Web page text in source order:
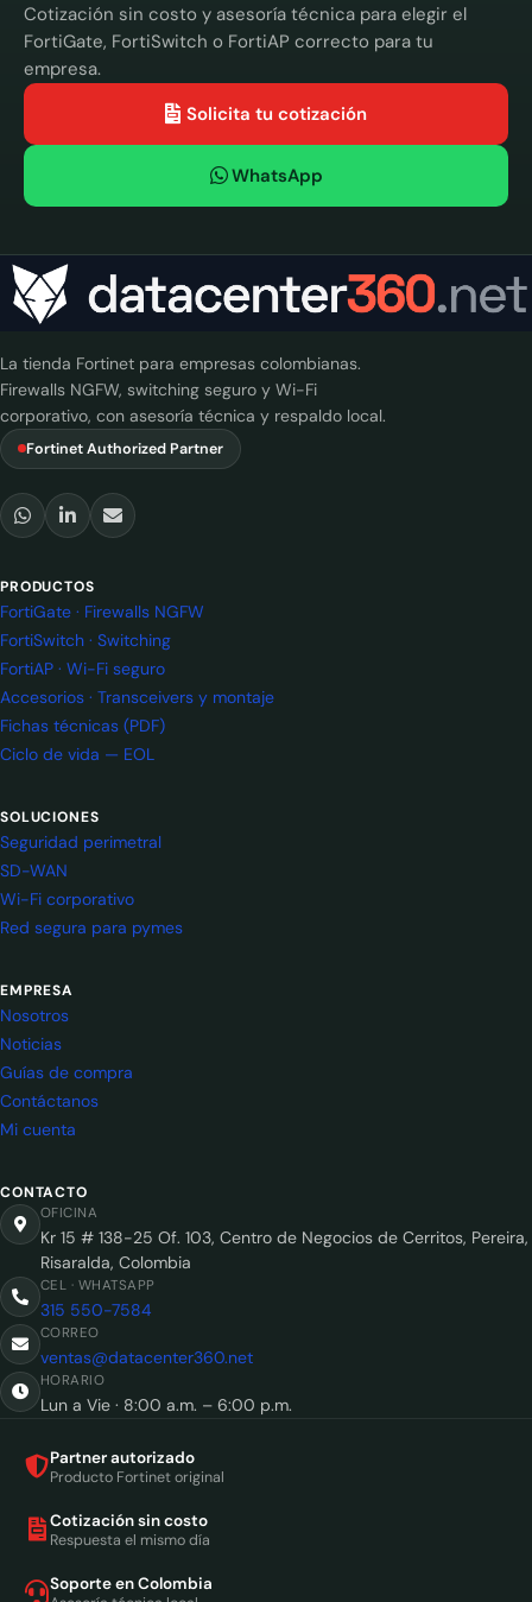
Cotización sin costo y asesoría técnica para elegir el
FortiGate, FortiSwitch o FortiAP correcto para tu
empresa.
Solicita tu cotización
WhatsApp
La tienda Fortinet para empresas colombianas.
Firewalls NGFW, switching seguro y Wi-Fi
corporativo, con asesoría técnica y respaldo local.
Fortinet Authorized Partner
PRODUCTOS
FortiGate · Firewalls NGFW
FortiSwitch · Switching
FortiAP · Wi-Fi seguro
Accesorios · Transceivers y montaje
Fichas técnicas (PDF)
Ciclo de vida — EOL
SOLUCIONES
Seguridad perimetral
SD-WAN
Wi-Fi corporativo
Red segura para pymes
EMPRESA
Nosotros
Noticias
Guías de compra
Contáctanos
Mi cuenta
CONTACTO
OFICINA
Kr 15 # 138-25 Of. 103, Centro de Negocios de Cerritos, Pereira,
Risaralda, Colombia
CEL · WHATSAPP
315 550-7584
CORREO
ventas@datacenter360.net
HORARIO
Lun a Vie · 8:00 a.m. – 6:00 p.m.
Partner autorizado
Producto Fortinet original
Cotización sin costo
Respuesta el mismo día
Soporte en Colombia